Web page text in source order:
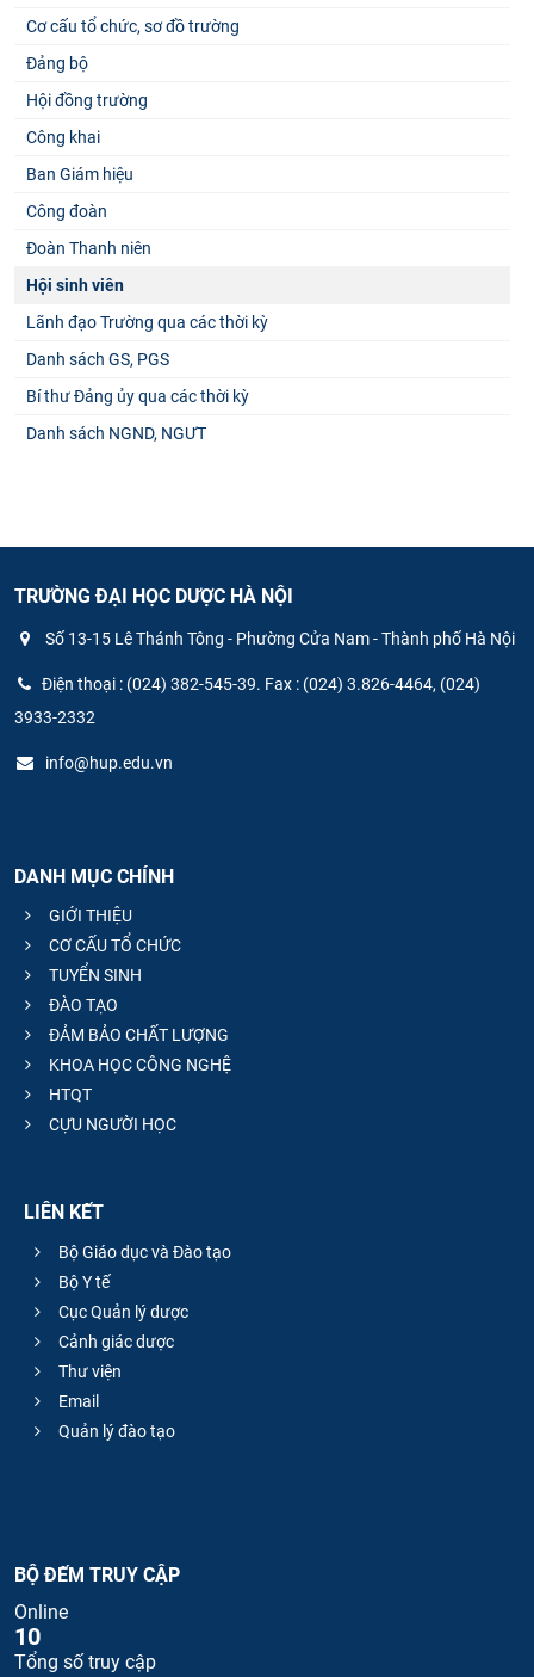
Cơ cấu tổ chức, sơ đồ trường
Đảng bộ
Hội đồng trường
Công khai
Ban Giám hiệu
Công đoàn
Đoàn Thanh niên
Hội sinh viên
Lãnh đạo Trường qua các thời kỳ
Danh sách GS, PGS
Bí thư Đảng ủy qua các thời kỳ
Danh sách NGND, NGƯT
TRƯỜNG ĐẠI HỌC DƯỢC HÀ NỘI
Số 13-15 Lê Thánh Tông - Phường Cửa Nam - Thành phố Hà Nội
Điện thoại : (024) 382-545-39. Fax : (024) 3.826-4464, (024)
3933-2332
info@hup.edu.vn
DANH MỤC CHÍNH
GIỚI THIỆU
CƠ CẤU TỔ CHỨC
TUYỂN SINH
ĐÀO TẠO
ĐẢM BẢO CHẤT LƯỢNG
KHOA HỌC CÔNG NGHỆ
HTQT
CỰU NGƯỜI HỌC
LIÊN KẾT
Bộ Giáo dục và Đào tạo
Bộ Y tế
Cục Quản lý dược
Cảnh giác dược
Thư viện
Email
Quản lý đào tạo
BỘ ĐẾM TRUY CẬP
Online
10
Tổng số truy cập